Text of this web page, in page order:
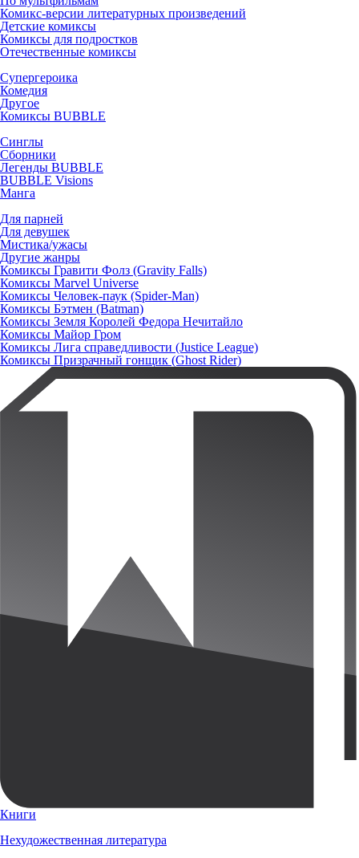
Комикс-версии литературных произведений
Детские комиксы
Комиксы для подростков
Отечественные комиксы
Супергероика
Комедия
Другое
Комиксы BUBBLE
Синглы
Сборники
Легенды BUBBLE
BUBBLE Visions
Манга
Для парней
Для девушек
Мистика/ужасы
Другие жанры
Комиксы Гравити Фолз (Gravity Falls)
Комиксы Marvel Universe
Комиксы Человек-паук (Spider-Man)
Комиксы Бэтмен (Batman)
Комиксы Земля Королей Федора Нечитайло
Комиксы Майор Гром
Комиксы Лига справедливости (Justice League)
Комиксы Призрачный гонщик (Ghost Rider)
Книги
Нехудожественная литература